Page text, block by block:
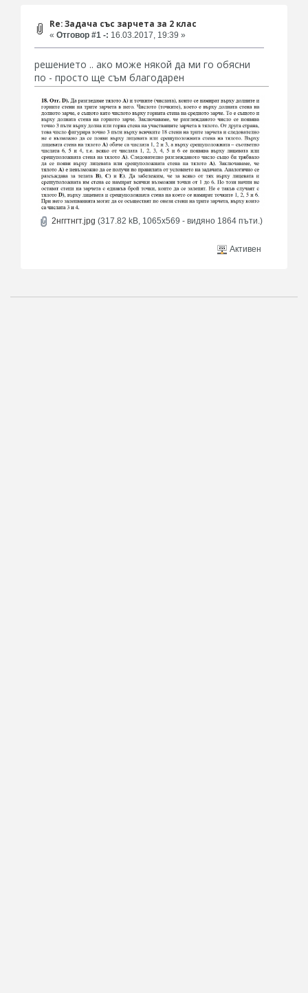
Re: Задача със зарчета за 2 клас
« Отговор #1 -: 16.03.2017, 19:39 »
решението .. ако може някой да ми го обясни
по - просто ще съм благодарен
2нггтнгт.jpg (317.82 kB, 1065x569 - видяно 1864 пъти.)
Активен